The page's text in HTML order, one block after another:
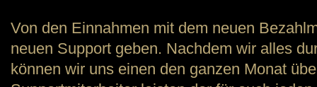
Von den Einnahmen mit dem neuen
neuen Support geben. Nachdem wir alles
können wir uns einen den ganzen Monat